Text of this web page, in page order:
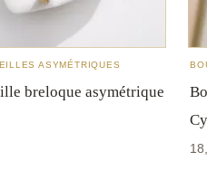
Recevez votre code par email,
de temps en temps. Pas
ASYMÉTRIQUES
breloque asymétrique